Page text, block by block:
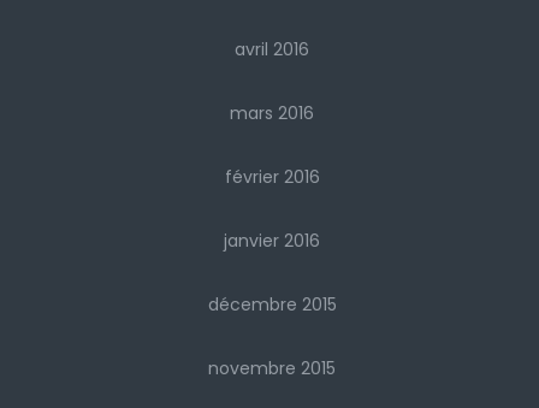
avril 2016
mars 2016
février 2016
janvier 2016
décembre 2015
novembre 2015